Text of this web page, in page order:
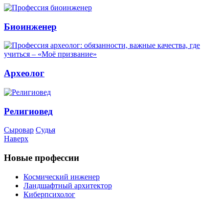
Биоинженер
Археолог
Религиовед
Сыровар Судья
Наверх
Новые профессии
Космический инженер
Ландшафтный архитектор
Киберпсихолог